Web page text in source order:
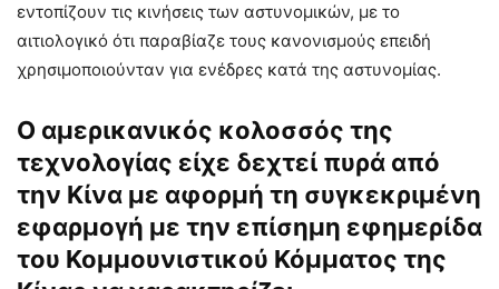
εντοπίζουν τις κινήσεις των αστυνομικών, με το
αιτιολογικό ότι παραβίαζε τους κανονισμούς επειδή
χρησιμοποιούνταν για ενέδρες κατά της αστυνομίας.
Ο αμερικανικός κολοσσός της
τεχνολογίας είχε δεχτεί πυρά από
την Κίνα με αφορμή τη συγκεκριμένη
εφαρμογή με την επίσημη εφημερίδα
του Κομμουνιστικού Κόμματος της